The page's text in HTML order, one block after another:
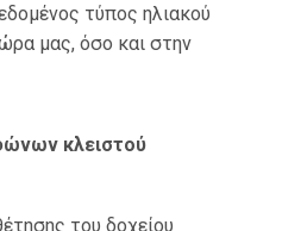
τύπος ηλιακού
μας, όσο και στην
κλειστού
του δοχείου